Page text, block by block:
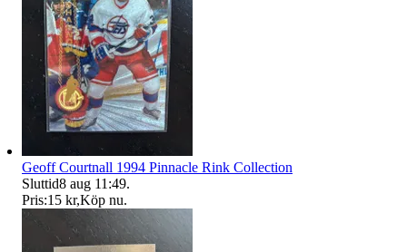
Geoff Courtnall 1994 Pinnacle Rink Collection
Sluttid8 aug 11:49.
Pris:15 kr,Köp nu.